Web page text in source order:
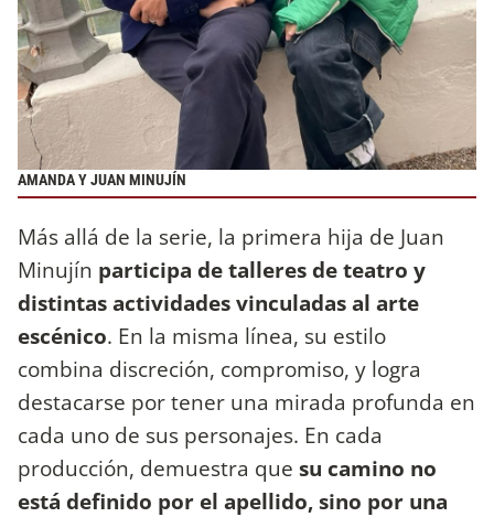
AMANDA Y JUAN MINUJÍN
Más allá de la serie, la primera hija de Juan
Minujín participa de talleres de teatro y
distintas actividades vinculadas al arte
escénico. En la misma línea, su estilo
combina discreción, compromiso, y logra
destacarse por tener una mirada profunda en
cada uno de sus personajes. En cada
producción, demuestra que su camino no
está definido por el apellido, sino por una